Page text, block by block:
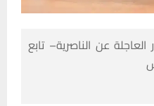
عن الناصرية– تابع